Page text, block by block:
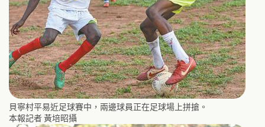
貝寧村平易近足球賽中，兩邊球員正在足球場上拼搶。
本報記者 黃培昭攝